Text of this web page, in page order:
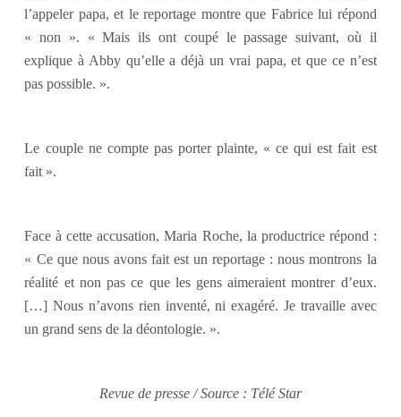
l’appeler papa, et le reportage montre que Fabrice lui répond
« non ». « Mais ils ont coupé le passage suivant, où il
explique à Abby qu’elle a déjà un vrai papa, et que ce n’est
pas possible. ».
Le couple ne compte pas porter plainte, « ce qui est fait est
fait ».
Face à cette accusation, Maria Roche, la productrice répond :
« Ce que nous avons fait est un reportage : nous montrons la
réalité et non pas ce que les gens aimeraient montrer d’eux.
[…] Nous n’avons rien inventé, ni exagéré. Je travaille avec
un grand sens de la déontologie. ».
Revue de presse / Source : Télé Star